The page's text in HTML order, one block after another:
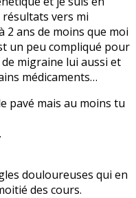
résultats vers mi
2 ans de moins que moi
un peu compliqué pour
migraine lui aussi et
médicaments…
pavé mais au moins tu
douloureuses qui en
des cours.